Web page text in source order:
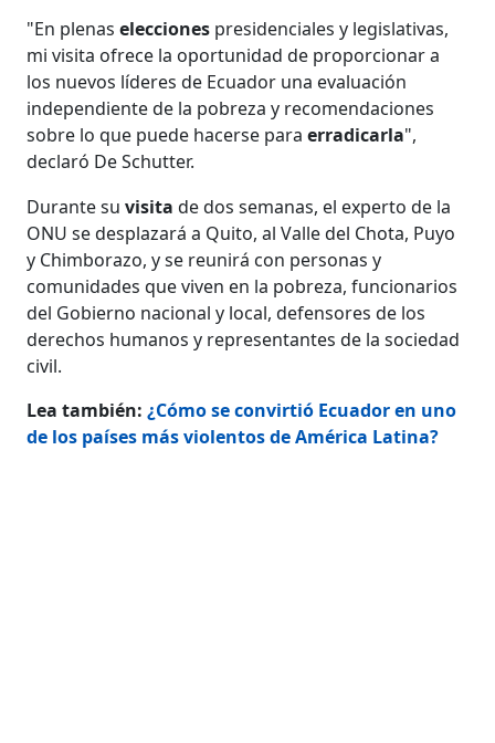
"En plenaselecciones presidenciales y legislativas,
mi visita ofrece la oportunidad de proporcionar a
los nuevos líderes de Ecuador una evaluación
independiente de la pobreza y recomendaciones
sobre lo que puede hacerse paraerradicarla",
declaró De Schutter.
Durante suvisitade dos semanas, el experto de la
ONU se desplazará a Quito, al Valle del Chota, Puyo
y Chimborazo, y se reunirá con personas y
comunidades que viven en la pobreza, funcionarios
del Gobierno nacional y local, defensores de los
derechos humanos y representantes de la sociedad
civil.
Lea también:¿Cómo se convirtió Ecuador en uno
de los países más violentos de América Latina?